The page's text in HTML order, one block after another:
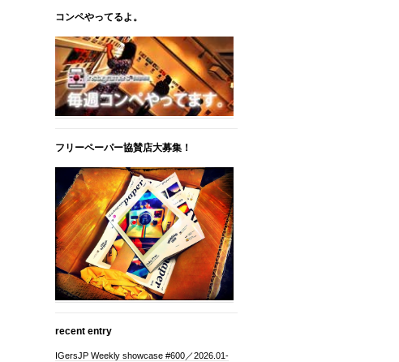
コンペやってるよ。
フリーペーパー協賛店大募集！
recent entry
IGersJP Weekly showcase #600／2026.01-